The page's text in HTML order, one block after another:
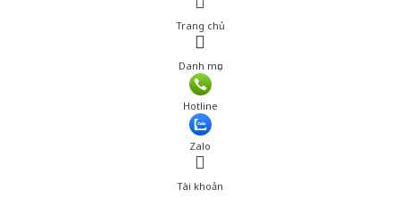
Trang chủ
Danh mục
Hotline
Zalo
Tài khoản